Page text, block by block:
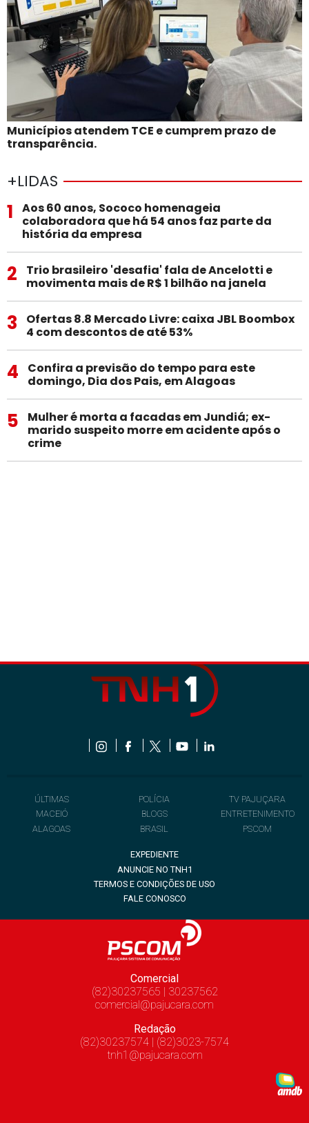
Municípios atendem TCE e cumprem prazo de
transparência.
+LIDAS
1
Aos 60 anos, Sococo homenageia
colaboradora que há 54 anos faz parte da
história da empresa
2
Trio brasileiro 'desafia' fala de Ancelotti e
movimenta mais de R$ 1 bilhão na janela
3
Ofertas 8.8 Mercado Livre: caixa JBL Boombox
4 com descontos de até 53%
4
Confira a previsão do tempo para este
domingo, Dia dos Pais, em Alagoas
5
Mulher é morta a facadas em Jundiá; ex-
marido suspeito morre em acidente após o
crime
ÚLTIMAS
MACEIÓ
ALAGOAS
POLÍCIA
BLOGS
BRASIL
TV PAJUÇARA
ENTRETENIMENTO
PSCOM
EXPEDIENTE
ANUNCIE NO TNH1
TERMOS E CONDIÇÕES DE USO
FALE CONOSCO
Comercial
(82)30237565 | 30237562
comercial@pajucara.com
Redação
(82)30237574 | (82)3023-7574
tnh1@pajucara.com